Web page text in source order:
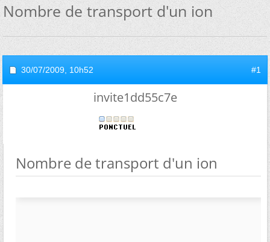
Nombre de transport d'un ion
30/07/2009, 10h52 #1
invite1dd55c7e
Nombre de transport d'un ion